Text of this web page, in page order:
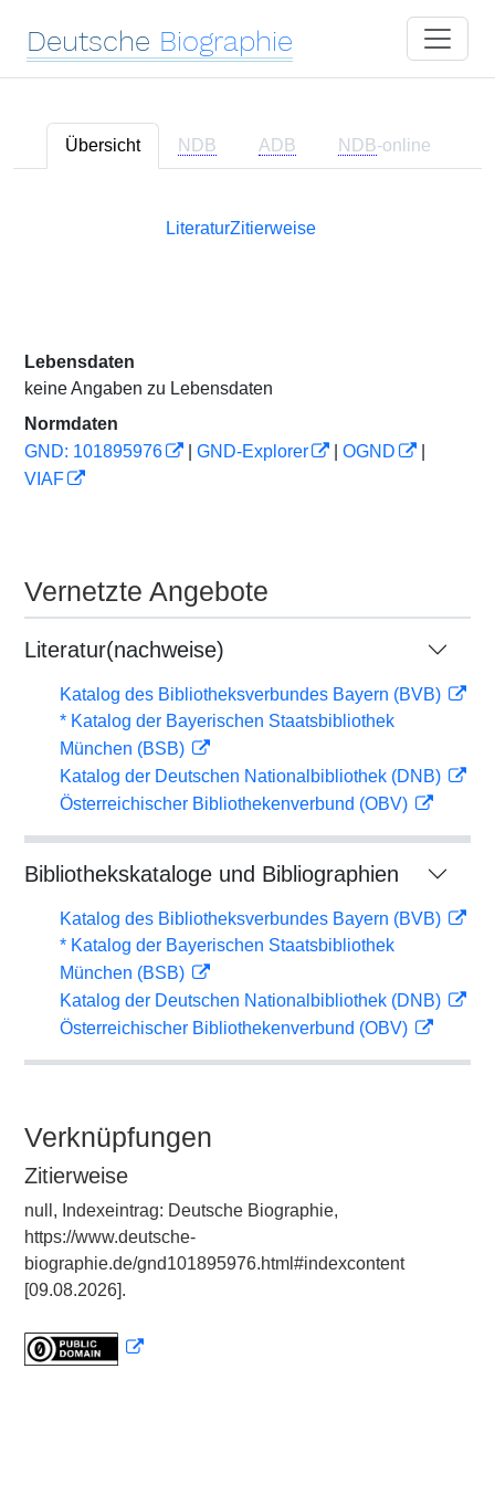
Deutsche Biographie
Übersicht NDB ADB NDB-online
LiteraturZitierweise
Lebensdaten
keine Angaben zu Lebensdaten
Normdaten
GND: 101895976
GND-Explorer OGND
VIAF
Vernetzte Angebote
Literatur(nachweise)
Katalog des Bibliotheksverbundes Bayern (BVB)
* Katalog der Bayerischen Staatsbibliothek
München (BSB)
Katalog der Deutschen Nationalbibliothek (DNB)
Österreichischer Bibliothekenverbund (OBV)
Bibliothekskataloge und Bibliographien
Katalog des Bibliotheksverbundes Bayern (BVB)
* Katalog der Bayerischen Staatsbibliothek
München (BSB)
Katalog der Deutschen Nationalbibliothek (DNB)
Österreichischer Bibliothekenverbund (OBV)
Verknüpfungen
Zitierweise
null, Indexeintrag: Deutsche Biographie,
https://www.deutsche-
biographie.de/gnd101895976.html#indexcontent
[09.08.2026].